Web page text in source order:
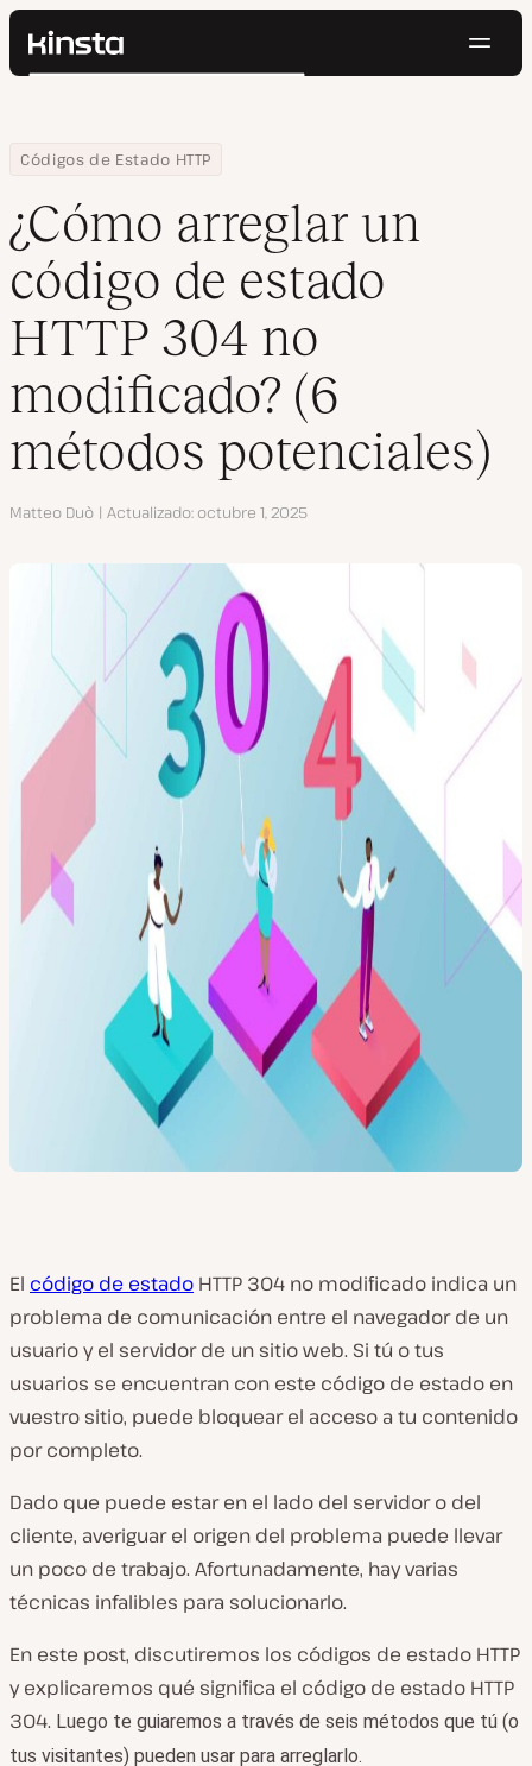
Kinsta®
Precios
Contacto
Buscar
Home
Centro de Recursos
Blog
Códigos de Estado HTTP
¿Cómo arreglar un código de estado HTTP 304 no modificado?
¿Cómo arreglar un
código de estado
HTTP 304 no
modificado? (6
métodos potenciales)
Autor
Matteo Duò Actualizado octubre 1, 2025
El código de estado HTTP 304 no modificado indica un
problema de comunicación entre el navegador de un
usuario y el servidor de un sitio web. Si tú o tus
usuarios se encuentran con este código de estado en
vuestro sitio, puede bloquear el acceso a tu contenido
por completo.
Dado que puede estar en el lado del servidor o del
cliente, averiguar el origen del problema puede llevar
un poco de trabajo. Afortunadamente, hay varias
técnicas infalibles para solucionarlo.
En este post, discutiremos los códigos de estado HTTP
y explicaremos qué significa el código de estado HTTP
304. Luego te guiaremos a través de seis métodos que tú (o
tus visitantes) pueden usar para arreglarlo.